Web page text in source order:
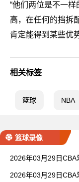
“他们两位是不一
高，在任何的挡拆
肯定能得到某些优
相关标签
篮球 NBA
篮球录像
2026年03月29日
2026年03月29日